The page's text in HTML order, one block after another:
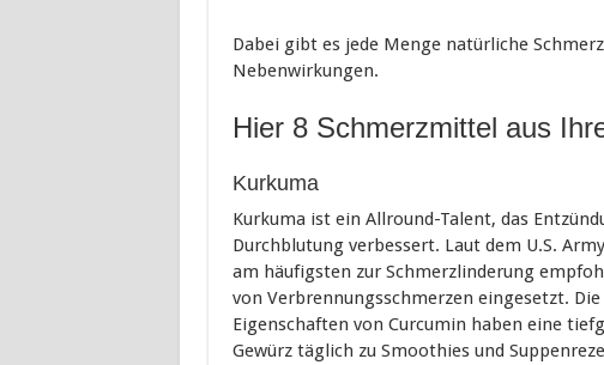
Dabei gibt es jede Menge natürliche
Nebenwirkungen.
Hier 8 Schmerzmittel aus
Kurkuma
Kurkuma ist ein Allround-Talent, das
Durchblutung verbessert. Laut dem U.S.
am häufigsten zur Schmerzlinderung
von Verbrennungsschmerzen eingesetzt.
Eigenschaften von Curcumin haben eine
Gewürz täglich zu Smoothies und